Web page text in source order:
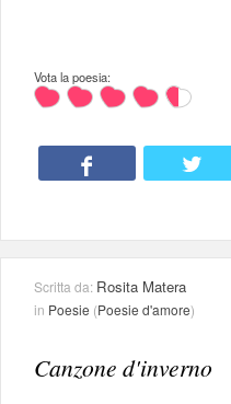
Vota la poesia:
Scritta da: Rosita Matera
in Poesie (Poesie d'amore)
Canzone d'inverno